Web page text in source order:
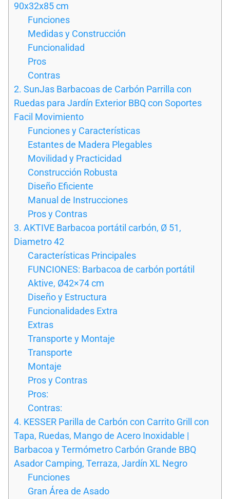
90x32x85 cm
Funciones
Medidas y Construcción
Funcionalidad
Pros
Contras
2. SunJas Barbacoas de Carbón Parrilla con
Ruedas para Jardín Exterior BBQ con Soportes
Facil Movimiento
Funciones y Características
Estantes de Madera Plegables
Movilidad y Practicidad
Construcción Robusta
Diseño Eficiente
Manual de Instrucciones
Pros y Contras
3. AKTIVE Barbacoa portátil carbón, Ø 51,
Diametro 42
Características Principales
FUNCIONES: Barbacoa de carbón portátil
Aktive, Ø42×74 cm
Diseño y Estructura
Funcionalidades Extra
Extras
Transporte y Montaje
Transporte
Montaje
Pros y Contras
Pros:
Contras:
4. KESSER Parilla de Carbón con Carrito Grill con
Tapa, Ruedas, Mango de Acero Inoxidable |
Barbacoa y Termómetro Carbón Grande BBQ
Asador Camping, Terraza, Jardín XL Negro
Funciones
Gran Área de Asado